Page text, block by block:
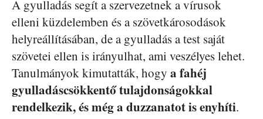
A gyulladás segít a szervezetnek a vírusok
elleni küzdelemben és a szövetkárosodások
helyreállításában, de a gyulladás a test saját
szövetei ellen is irányulhat, ami veszélyes lehet.
Tanulmányok kimutatták, hogy a fahéj
gyulladáscsökkentő tulajdonságokkal
rendelkezik, és még a duzzanatot is enyhíti.